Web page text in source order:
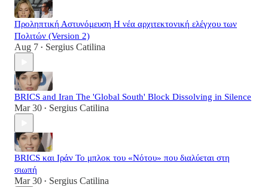
Προληπτική Αστυνόμευση Η νέα αρχιτεκτονική ελέγχου των
Πολιτών (Version 2)
Aug 7 • Sergius Catilina
BRICS and Iran The 'Global South' Block Dissolving in Silence
Mar 30 • Sergius Catilina
BRICS και Ιράν Το μπλοκ του «Νότου» που διαλύεται στη
σιωπή
Mar 30 • Sergius Catilina